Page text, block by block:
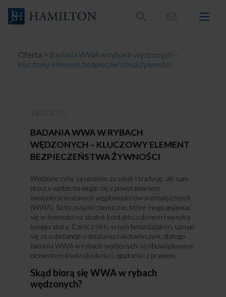
treści
Oferta > Badania WWA w rybach wędzonych –
kluczowy element bezpieczeństwa żywności
BADANIA WWA W RYBACH
WĘDZONYCH – KLUCZOWY ELEMENT
BEZPIECZEŃSTWA ŻYWNOŚCI
Wędzone ryby są cenione za smak i tradycję, ale sam
proces wędzenia wiąże się z powstawaniem
wielopierścieniowych węglowodorów aromatycznych
(WWA). Są to związki chemiczne, które mogą pojawiać
się w żywności na skutek kontaktu z dymem i wysoką
temperaturą. Część z nich, w tym benzo(a)piren, uznaje
się za substancje o działaniu rakotwórczym, dlatego
badania WWA w rybach wędzonych są obowiązkowym
elementem kontroli jakości i zgodności z prawem.
Skąd biorą się WWA w rybach
wędzonych?